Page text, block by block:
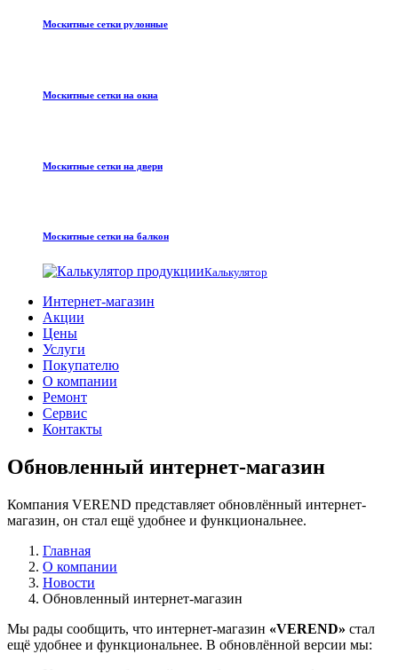
Москитные сетки рулонные
Москитные сетки на окна
Москитные сетки на двери
Москитные сетки на балкон
Калькулятор
Интернет-магазин
Акции
Цены
Услуги
Покупателю
О компании
Ремонт
Сервис
Контакты
Обновленный интернет-магазин
Компания VEREND представляет обновлённый интернет-
магазин, он стал ещё удобнее и функциональнее.
Главная
О компании
Новости
Обновленный интернет-магазин
Мы рады сообщить, что интернет-магазин «VEREND» стал
ещё удобнее и функциональнее. В обновлённой версии мы: